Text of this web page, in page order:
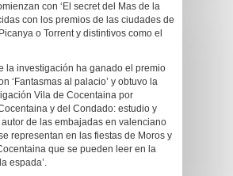
con ‘El secret del Mas de la
con los premios de las ciudades de
o Torrent y distintivos como el
la investigación ha ganado el premio
‘Fantasmas al palacio’ y obtuvo la
Vila de Cocentaina por
y del Condado: estudio y
autor de las embajadas en valenciano
representan en las fiestas de Moros y
que se pueden leer en la
espada’.